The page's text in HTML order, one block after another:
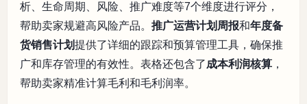
析、生命周期、风险、推广难度等7个维度进行评分，
帮助卖家规避高风险产品。 推广运营计划周报和年度备
货销售计划提供了详细的跟踪和预算管理工具，确保推
广和库存管理的有效性。表格还包含了成本利润核算 ，
帮助卖家精准计算毛利和毛利润率。